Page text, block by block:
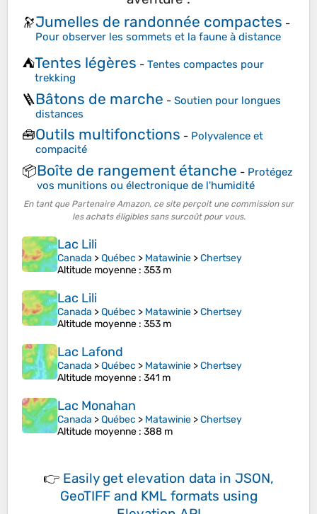
🔭Jumelles de randonnée compactes -
Pour observer les sommets et la faune à distance
⛺Tentes légères - Tentes compactes pour
trekking
🪜Bâtons de marche - Soutien pour longues
distances
🧰Outils multifonctions - Polyvalence et
compacité
📦Boîte de rangement étanche - Protégez
vos munitions ou électronique de l'humidité
En tant que Partenaire Amazon, ce site perçoit une commission sur
les achats éligibles sans surcoût pour vous.
Lac Lili
Canada >Québec > Matawinie >Chertsey
Altitude moyenne : 353 m
Lac Lili
Canada >Québec > Matawinie >Chertsey
Altitude moyenne : 353 m
Lac Lafond
Canada >Québec > Matawinie >Chertsey
Altitude moyenne : 341 m
Lac Monahan
Canada >Québec > Matawinie >Chertsey
Altitude moyenne : 388 m
👉 Easily get elevation data in JSON,
GeoTIFF and KML formats using